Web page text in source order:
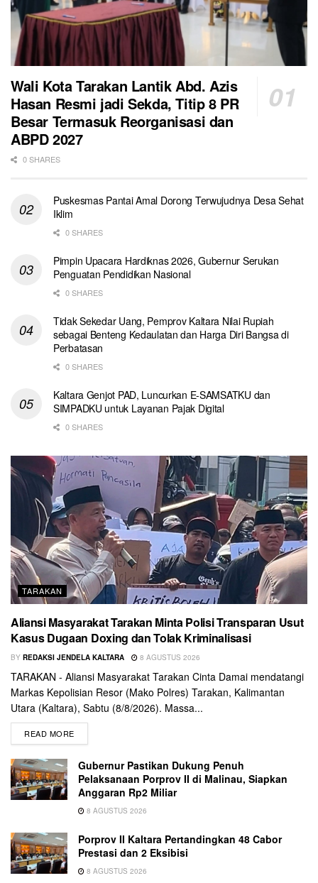
Wali Kota Tarakan Lantik Abd. Azis
Hasan Resmi jadi Sekda, Titip 8 PR
Besar Termasuk Reorganisasi dan
ABPD 2027
0 SHARES
Puskesmas Pantai Amal Dorong Terwujudnya Desa Sehat
Iklim
0 SHARES
Pimpin Upacara Hardiknas 2026, Gubernur Serukan
Penguatan Pendidikan Nasional
0 SHARES
Tidak Sekedar Uang, Pemprov Kaltara Nilai Rupiah
sebagai Benteng Kedaulatan dan Harga Diri Bangsa di
Perbatasan
0 SHARES
Kaltara Genjot PAD, Luncurkan E-SAMSATKU dan
SIMPADKU untuk Layanan Pajak Digital
0 SHARES
TARAKAN
Aliansi Masyarakat Tarakan Minta Polisi Transparan Usut
Kasus Dugaan Doxing dan Tolak Kriminalisasi
BY REDAKSI JENDELA KALTARA 8 AGUSTUS 2026
TARAKAN - Aliansi Masyarakat Tarakan Cinta Damai mendatangi
Markas Kepolisian Resor (Mako Polres) Tarakan, Kalimantan
Utara (Kaltara), Sabtu (8/8/2026). Massa...
READ MORE
Gubernur Pastikan Dukung Penuh
Pelaksanaan Porprov II di Malinau, Siapkan
Anggaran Rp2 Miliar
8 AGUSTUS 2026
Porprov II Kaltara Pertandingkan 48 Cabor
Prestasi dan 2 Eksibisi
8 AGUSTUS 2026